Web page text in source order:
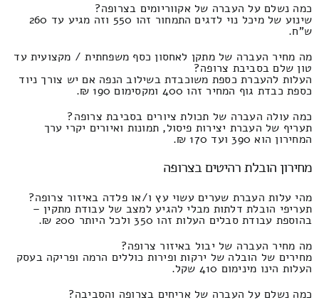
כמה נשלם על העברה של אקווריומים בצרופה?
שינוע של מיכל נוי לדגים התמחור זהו 550 וזה מגיע עד 260
ש"ח.
מה מחיר העברה של מתקן לאחסון כסף משפחתית / מקצועית עד
טון שלם בסביבת צרופה?
העלות להעברת כספת משוכבדת בשילוב הנפה אם יש צורך ניוד
כספת כבדת גוף המחיר זהו 400 ומקסימום 190 ₪.
כמה עולה העברה של תכולת ציורים בסביבת צרופה?
תעריף של העברת יצירות פיסול, תמונות ואיורים יקרי ערך
המחירון הוא 390 ועד 170 ₪.
מחירון הובלת רהיטים בצרופה
מהי עלות העברת שערים עשוי עץ ו/או פלדה באיזור צרופה?
תעריפי הובלת דלתות מבלי להגיע למצב של עבודת מתקין –
בהוספת עבודת סבלים העלות זהו 350 ולכל היותר 200 ₪.
מה מחיר העברה של יבול באיזור צרופה?
מחירים של הובלה של ירקות ופירות כוללים הרמה ופריקה בעסק
העלות הינו מינימום 410 שקל.
כמה נשלם על העברה של אריחים בצרופה והסביבה?